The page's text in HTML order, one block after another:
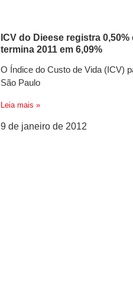
ICV do Dieese registra
termina 2011 em 6,09%
O Índice do Custo de Vida (ICV)
São Paulo
Leia mais »
9 de janeiro de 2012